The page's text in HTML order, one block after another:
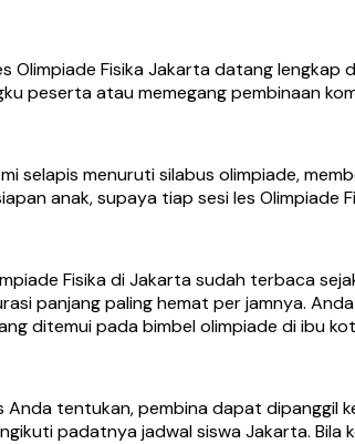
Olimpiade Fisika Jakarta datang
peserta atau memegang pembinaan
selapis menuruti silabus olimpiade,
anak, supaya tiap sesi les
Fisika di Jakarta sudah terbaca
panjang paling hemat per jamnya.
ditemui pada bimbel olimpiade di ibu
Anda tentukan, pembina dapat dipanggil
padatnya jadwal siswa Jakarta.